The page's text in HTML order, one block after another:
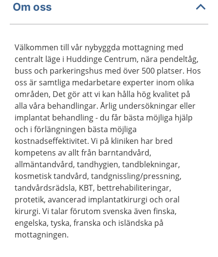
Om oss
Välkommen till vår nybyggda mottagning med
centralt läge i Huddinge Centrum, nära pendeltåg,
buss och parkeringshus med över 500 platser. Hos
oss är samtliga medarbetare experter inom olika
områden, Det gör att vi kan hålla hög kvalitet på
alla våra behandlingar. Årlig undersökningar eller
implantat behandling - du får bästa möjliga hjälp
och i förlängningen bästa möjliga
kostnadseffektivitet. Vi på kliniken har bred
kompetens av allt från barntandvård,
allmäntandvård, tandhygien, tandblekningar,
kosmetisk tandvård, tandgnissling/pressning,
tandvårdsrädsla, KBT, bettrehabiliteringar,
protetik, avancerad implantatkirurgi och oral
kirurgi. Vi talar förutom svenska även finska,
engelska, tyska, franska och isländska på
mottagningen.